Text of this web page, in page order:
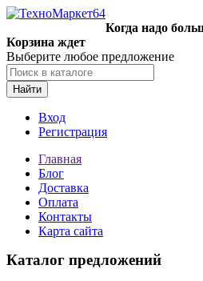
Когда надо
Корзина ждет
Выберите любое предложение
Найти
Вход
Регистрация
Главная
Блог
Доставка
Оплата
Контакты
Карта сайта
Каталог предложений